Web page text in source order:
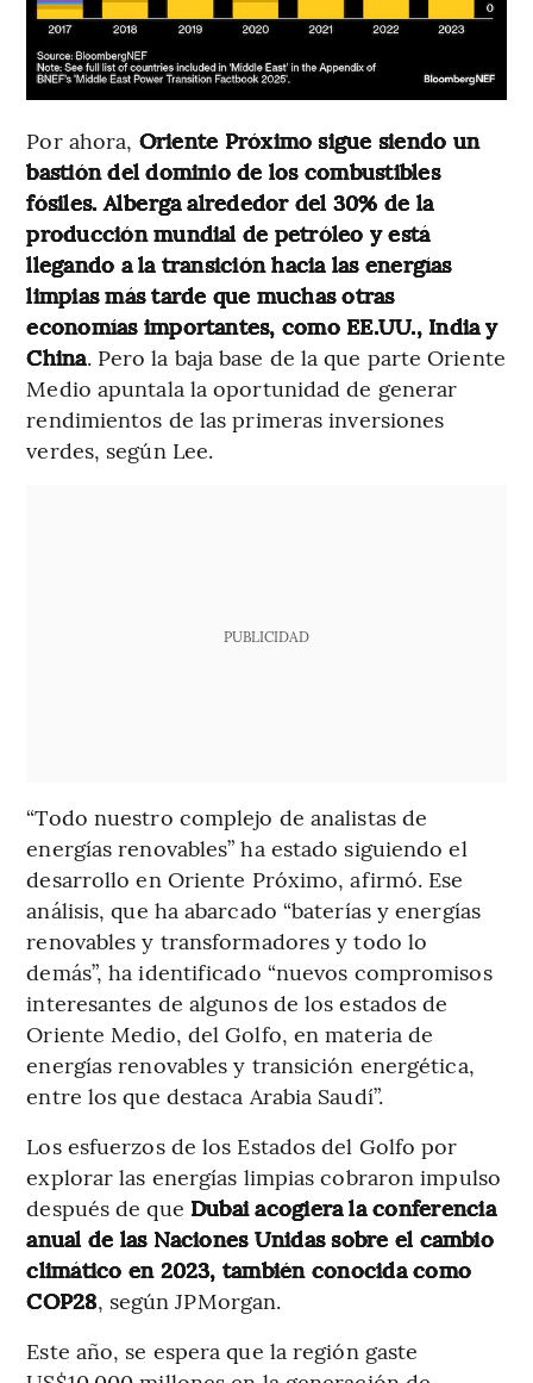
Por ahora, Oriente Próximo sigue siendo un
bastión del dominio de los combustibles
fósiles. Alberga alrededor del 30% de la
producción mundial de petróleo y está
llegando a la transición hacia las energías
limpias más tarde que muchas otras
economías importantes, como EE.UU., India y
China. Pero la baja base de la que parte Oriente
Medio apuntala la oportunidad de generar
rendimientos de las primeras inversiones
verdes, según Lee.
PUBLICIDAD
“Todo nuestro complejo de analistas de
energías renovables” ha estado siguiendo el
desarrollo en Oriente Próximo, afirmó. Ese
análisis, que ha abarcado “baterías y energías
renovables y transformadores y todo lo
demás”, ha identificado “nuevos compromisos
interesantes de algunos de los estados de
Oriente Medio, del Golfo, en materia de
energías renovables y transición energética,
entre los que destaca Arabia Saudí”.
Los esfuerzos de los Estados del Golfo por
explorar las energías limpias cobraron impulso
después de que Dubai acogiera la conferencia
anual de las Naciones Unidas sobre el cambio
climático en 2023, también conocida como
COP28, según JPMorgan.
Este año, se espera que la región gaste